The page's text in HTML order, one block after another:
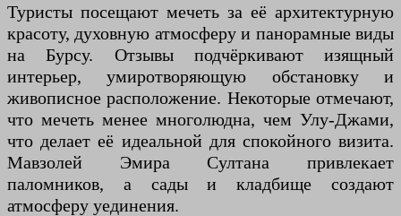
Туристы посещают мечеть за её архитектурную
красоту, духовную атмосферу и панорамные виды
на Бурсу. Отзывы подчёркивают изящный
интерьер, умиротворяющую обстановку и
живописное расположение. Некоторые отмечают,
что мечеть менее многолюдна, чем Улу-Джами,
что делает её идеальной для спокойного визита.
Мавзолей Эмира Султана привлекает
паломников, а сады и кладбище создают
атмосферу уединения.